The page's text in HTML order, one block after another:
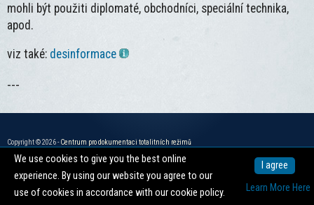
mohli být použiti diplomaté, obchodníci, speciální technika,
apod.
viz také: desinformace
---
Copyright © 2026 -Centrum pro dokumentaci totalitních režimů
nahoru ↑
We use cookies to give you the best online
experience. By using our website you agree to our
use of cookies in accordance with our cookie policy.
I agree
Learn More Here